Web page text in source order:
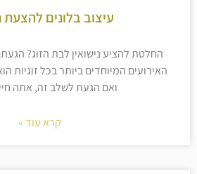
עיצוב בלונים להצעת
החלטת להציע נישואין לבת הזוג?
האירועים המיוחדים ביותר בכל זוגיות
ואם הגעת לשלב זה, אתה
קרא עוד »